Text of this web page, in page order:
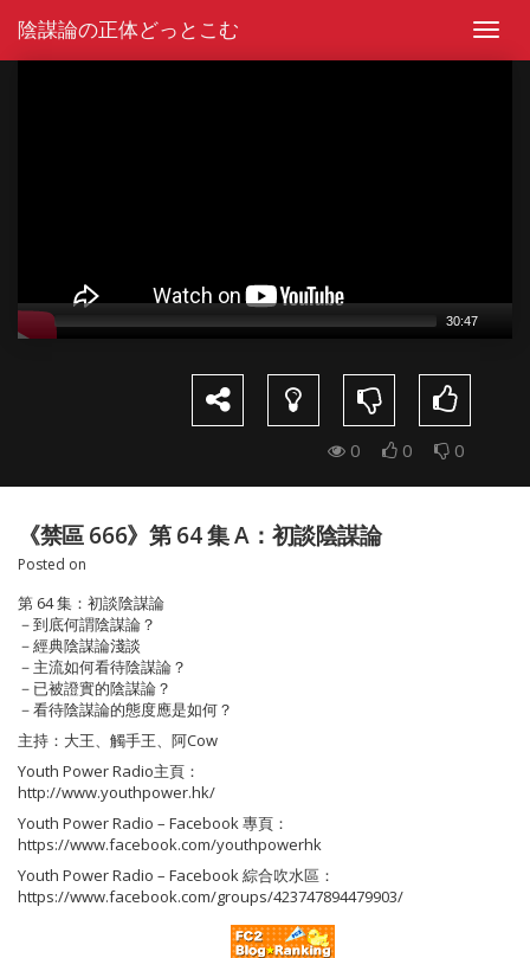
陰謀論の正体どっとこむ
30:47
0 0 0
《禁區 666》第 64 集 A：初談陰謀論
Posted on
第 64 集：初談陰謀論
－到底何謂陰謀論？
－經典陰謀論淺談
－主流如何看待陰謀論？
－已被證實的陰謀論？
－看待陰謀論的態度應是如何？
主持：大王、觸手王、阿Cow
Youth Power Radio主頁：
http://www.youthpower.hk/
Youth Power Radio – Facebook 專頁：
https://www.facebook.com/youthpowerhk
Youth Power Radio – Facebook 綜合吹水區：
https://www.facebook.com/groups/423747894479903/